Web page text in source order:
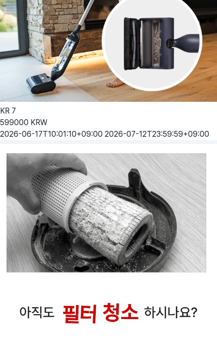
KR 7
599000 KRW
2026-06-17T10:01:10+09:00 2026-07-12T23:59:59+09:00